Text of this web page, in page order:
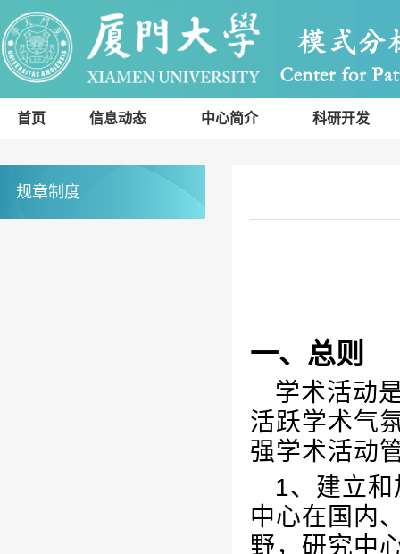
首页 信息动态 中心简介 科研开发
规章制度
一、总则
学术活动
活跃学术气
强学术活动
1、建立
中心在国内
野，研究中